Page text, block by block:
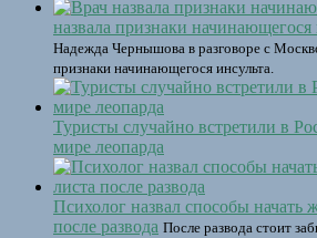
назвала признаки начинающегося
Надежда Чернышова в разговоре с
признаки начинающегося инсульта.
Туристы случайно встретили в
мире леопарда
Психолог назвал способы начать
после развода После развода стоит